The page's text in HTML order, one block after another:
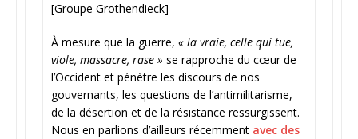
[Groupe Grothendieck]
À mesure que la guerre, « la vraie, celle qui tue,
viole, massacre, rase » se rapproche du cœur de
l’Occident et pénètre les discours de nos
gouvernants, les questions de l’antimilitarisme,
de la désertion et de la résistance ressurgissent.
Nous en parlions d’ailleurs récemment avec des